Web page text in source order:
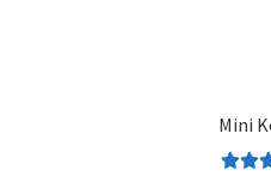
Mini